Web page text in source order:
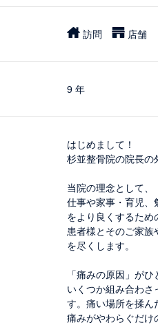
訪問 店舗
9 年
はじめまして！
杉並整骨院の院長の
当院の理念として、
仕事や家事・育児
をより良くするため
患者様とそのご家族
を尽くします。
「痛みの原因」がひ
いくつか組み合わ
す。痛い場所を揉ん
痛みがやわらぐだけ